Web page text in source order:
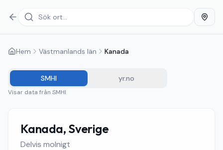
Hem Västmanlands län Kanada
SMHI yr.no
Visar data från SMHI
Kanada, Sverige
Delvis molnigt